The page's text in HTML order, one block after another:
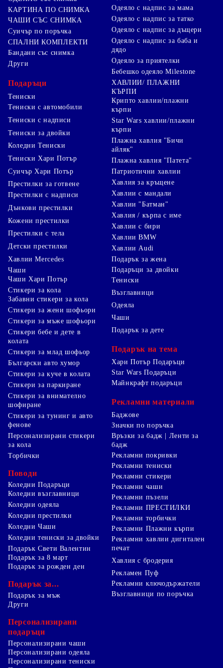
КАРТИНА ПО СНИМКА
ЧАШИ СЪС СНИМКА
Суичър по поръчка
СПАЛНИ КОМПЛЕКТИ
Бандани със снимка
Други
Подаръци
Тениски
Тениски с автомобили
Тениски с надписи
Тениски за двойки
Коледни Тениски
Тениски Хари Потър
Суичър Хари Потър
Престилки за готвене
Престилки с надписи
Дънкови престилки
Кожени престилки
Престилки с тела
Детски престилки
Одеяло с надпис за мама
Одеяло с надпис за татко
Одеяло с надпис за дъщери
Одеяло с надпис за баба и
дядо
Одеяло за приятелки
Бебешко одеяло Milestone
ХАВЛИИ/ ПЛАЖНИ
КЪРПИ
Крипто хавлии/плажни
кърпи
Star Wars хавлии/плажни
кърпи
Плажна хавлия "Бичи
айляк"
Плажна хавлия "Патета"
Патриотични хавлии
Хавлия за кръщене
Хавлии с мандали
Хавлии "Батман"
Хавлия / кърпа с име
Хавлии с бири
Хавлии BMW
Хавлии Audi
Хавлии Mercedes
Чаши
Чаши Хари Потър
Стикери за кола
Забавни стикери за кола
Стикери за жени шофьори
Стикери за мъже шофьори
Стикери бебе и дете в
колата
Стикери за млад шофьор
Български авто хумор
Стикери за куче в колата
Стикери за паркиране
Стикери за внимателно
шофиране
Стикери за тунинг и авто
фенове
Персонализирани стикери
за кола
Торбички
Поводи
Коледни Подаръци
Коледни възглавници
Коледни одеяла
Коледни престилки
Коледни Чаши
Коледни тениски за двойки
Подарък Свети Валентин
Подарък за 8 март
Подарък за рожден ден
Подарък за...
Подарък за мъж
Подарък за жена
Подаръци за двойки
Тениски
Възглавници
Одеяла
Чаши
Подарък за дете
Подарък на тема
Хари Потър Подаръци
Star Wars Подаръци
Майнкрафт подаръци
Рекламни материали
Баджове
Значки по поръчка
Връзки за бадж | Ленти за
бадж
Рекламни покривки
Рекламни тениски
Рекламни стикери
Рекламни чаши
Рекламни пъзели
Рекламни ПРЕСТИЛКИ
Рекламни торбички
Рекламни Плажни кърпи
Рекламни хавлии дигитален
печат
Хавлия с бродерия
Рекламен Пуф
Рекламни ключодържатели
Възглавници по поръчка
Други
Персонализирани
подаръци
Персонализирани чаши
Персонализирани одеяла
Персонализирани тениски